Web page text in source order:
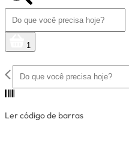
1
Ler código de barras